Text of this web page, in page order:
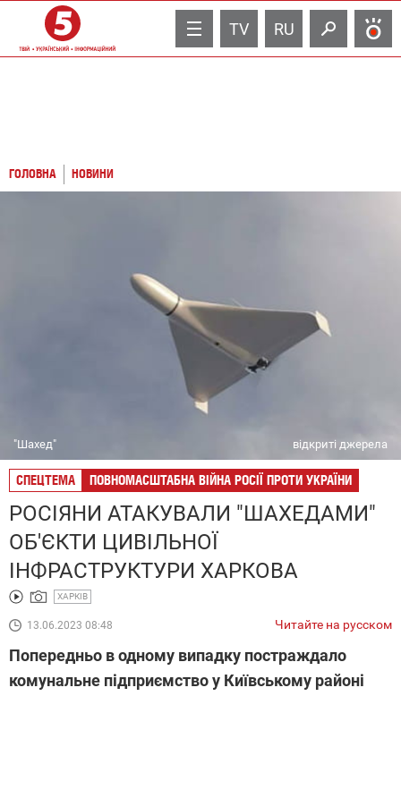
TV RU
ГОЛОВНА НОВИНИ
"Шахед" відкриті джерела
СПЕЦТЕМА ПОВНОМАСШТАБНА ВІЙНА РОСІЇ ПРОТИ УКРАЇНИ
РОСІЯНИ АТАКУВАЛИ "ШАХЕДАМИ"
ОБ'ЄКТИ ЦИВІЛЬНОЇ
ІНФРАСТРУКТУРИ ХАРКОВА
ХАРКІВ
13.06.2023 08:48 Читайте на русском
Попередньо в одному випадку постраждало
комунальне підприємство у Київському районі